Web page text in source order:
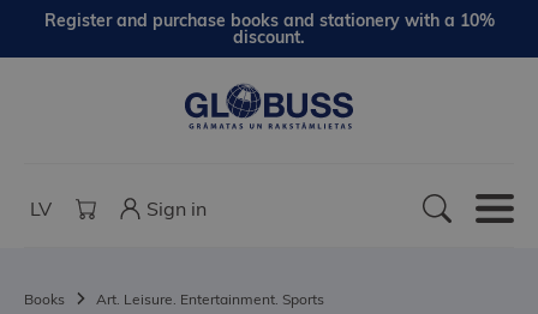
Register and purchase books and stationery with a 10%
discount.
LV Sign in
Books Art. Leisure. Entertainment. Sports